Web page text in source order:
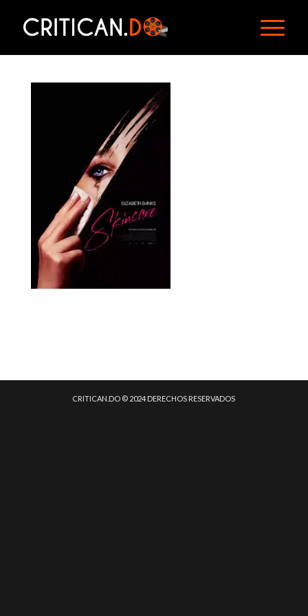
CRITICAN.DO © 2024 DERECHOS RESERVADOS